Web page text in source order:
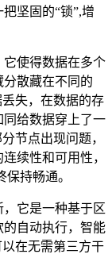
坚固的“锁”,增
使得数据在多个
散藏在不同的
失，在数据的存
给数据穿上了一
节点出现问题，
续性和可用性，
持畅通。
它是一种基于区
自动执行，智能
在无需第三方干